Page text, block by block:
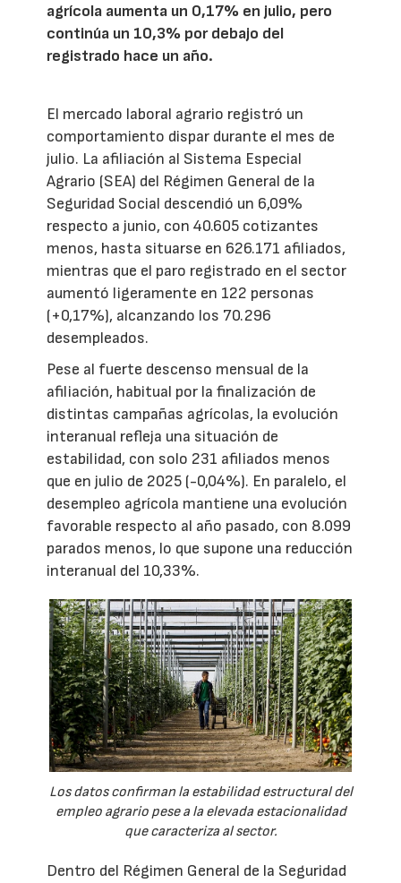
agrícola aumenta un 0,17% en julio, pero
continúa un 10,3% por debajo del
registrado hace un año.
El mercado laboral agrario registró un
comportamiento dispar durante el mes de
julio. La afiliación al Sistema Especial
Agrario (SEA) del Régimen General de la
Seguridad Social descendió un 6,09%
respecto a junio, con 40.605 cotizantes
menos, hasta situarse en 626.171 afiliados,
mientras que el paro registrado en el sector
aumentó ligeramente en 122 personas
(+0,17%), alcanzando los 70.296
desempleados.
Pese al fuerte descenso mensual de la
afiliación, habitual por la finalización de
distintas campañas agrícolas, la evolución
interanual refleja una situación de
estabilidad, con solo 231 afiliados menos
que en julio de 2025 (-0,04%). En paralelo, el
desempleo agrícola mantiene una evolución
favorable respecto al año pasado, con 8.099
parados menos, lo que supone una reducción
interanual del 10,33%.
Los datos confirman la estabilidad estructural del
empleo agrario pese a la elevada estacionalidad
que caracteriza al sector.
Dentro del Régimen General de la Seguridad